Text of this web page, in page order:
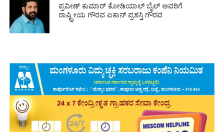
ಪ್ರವೀಣ್ ಕುಮಾರ್ ಕೋಡಿಯಾಲ್ ಬೈಲ್ ಅವರಿಗೆ
ರಾಷ್ಟ್ರೀಯ ಗೌರವ ಐಕಾನ್ ಪ್ರಶಸ್ತಿ ಗೌರವ